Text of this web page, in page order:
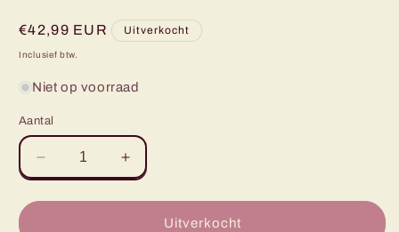
Normale
prijs
€42,99 EUR Uitverkocht
Inclusief btw.
Niet op voorraad
Aantal
Aantal
verlagen
voor
Aantal
verhogen
voor
Catan:Uitverkocht